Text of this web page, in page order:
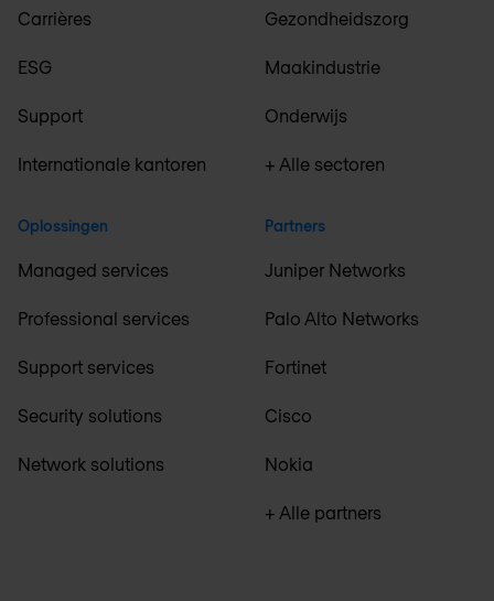
Carrières
ESG
Support
Internationale kantoren
Oplossingen
Managed services
Professional services
Support services
Security solutions
Network solutions
Gezondheidszorg
Maakindustrie
Onderwijs
+ Alle sectoren
Partners
Juniper Networks
Palo Alto Networks
Fortinet
Cisco
Nokia
+ Alle partners